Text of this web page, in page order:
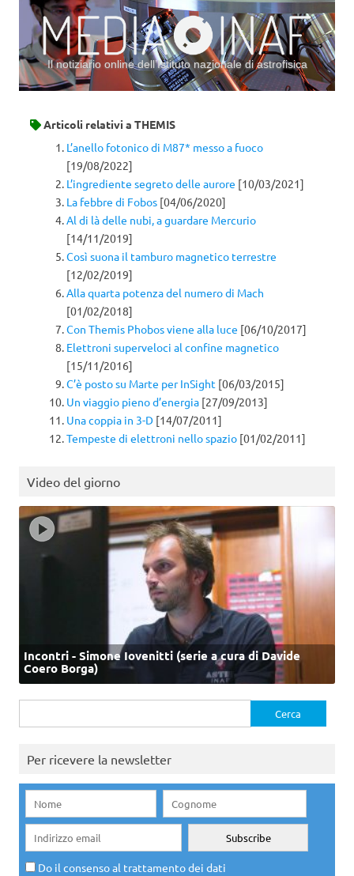
Il notiziario online dell’Istituto nazionale di astrofisica
Articoli relativi a THEMIS
L’anello fotonico di M87* messo a fuoco
[19/08/2022]
L’ingrediente segreto delle aurore [10/03/2021]
La febbre di Fobos [04/06/2020]
Al di là delle nubi, a guardare Mercurio
[14/11/2019]
Così suona il tamburo magnetico terrestre
[12/02/2019]
Alla quarta potenza del numero di Mach
[01/02/2018]
Con Themis Phobos viene alla luce [06/10/2017]
Elettroni superveloci al confine magnetico
[15/11/2016]
C’è posto su Marte per InSight [06/03/2015]
Un viaggio pieno d’energia [27/09/2013]
Una coppia in 3-D [14/07/2011]
Tempeste di elettroni nello spazio [01/02/2011]
Video del giorno
Incontri - Simone Iovenitti (serie a cura di Davide
Coero Borga)
per:
Per ricevere la newsletter
Do il consenso al trattamento dei dati